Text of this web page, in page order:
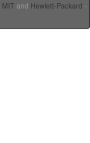
MIT and Hewlett-Packard -